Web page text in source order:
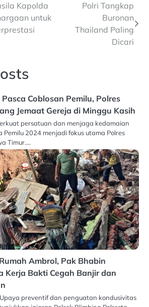
Kapolda
untuk
Polri Tangkap
Buronan
Thailand Paling
Dicari
Coblosan Pemilu, Polres
Jemaat Gereja di Minggu Kasih
persatuan dan menjaga kedamaian
Pemilu 2024 menjadi fokus utama Polres
Timur.…
Ambrol, Pak Bhabin
Kerja Bakti Cegah Banjir dan
preventif dan penguatan kondusivitas